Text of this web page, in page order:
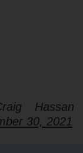
Hassan
30, 2021